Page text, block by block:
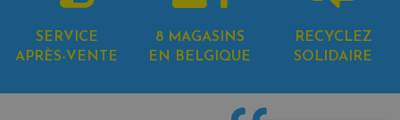
SERVICE
APRÈS-VENTE
8 MAGASINS
EN BELGIQUE
RECYCLEZ
SOLIDAIRE